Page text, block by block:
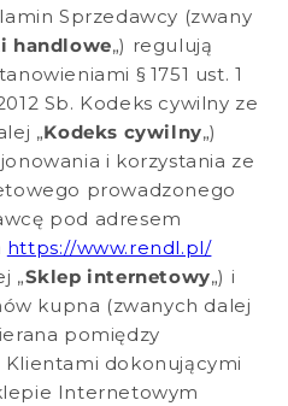
Sprzedawcy (zwany
handlowe„) regulują
§ 1751 ust. 1
Sb. Kodeks cywilny ze
„Kodeks cywilny„)
i korzystania ze
prowadzonego
pod adresem
https://www.rendl.pl/
„Sklep internetowy„) i
kupna (zwanych dalej
pomiędzy
Klientami dokonującymi
Internetowym